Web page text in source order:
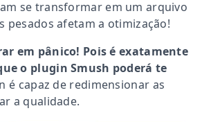
se transformar em um arquivo
pesados afetam a otimização!
em pânico! Pois é exatamente
o plugin Smush poderá te
é capaz de redimensionar as
a qualidade.